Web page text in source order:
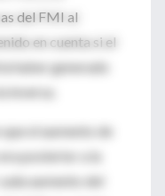
del FMI al
en cuenta si el
haber generado
inversa.
el aumento de
posterior a la
aumento del